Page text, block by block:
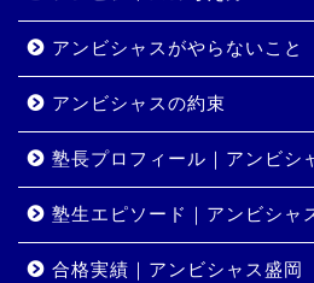
アンビシャスがやらないこと
アンビシャスの約束
塾長プロフィール｜アンビシ
塾生エピソード｜アンビシャ
合格実績｜アンビシャス盛岡